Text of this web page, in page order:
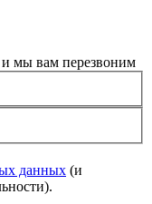
мы вам перезвоним
данных (и